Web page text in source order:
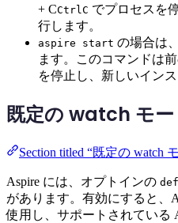
+ CCtrl C でプロセスを
行します。
aspire start の場合は
ます。このコマンドは
を停止し、新しいイン
既定の watch モー
Section titled “既定の watch
Aspire には、オプトインの
があります。有効にすると、
使用し、サポートされている